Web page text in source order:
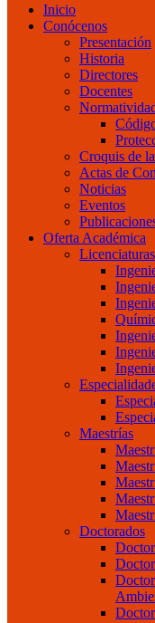
Inicio
Conócenos
Presentación
Historia
Directores
Docentes
Croquis de
Actas de
Noticias
Eventos
Oferta Académica
Licenciaturas
Maestrías
Doctorados